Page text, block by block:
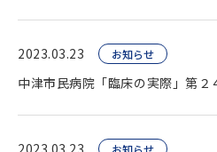
2023.03.23 お知らせ
中津市民病院「臨床の実際」第２
2023.03.23 お知らせ